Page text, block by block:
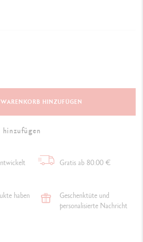
HINZUFÜGEN
hinzufügen
Gratis ab 80.00 €
haben
Geschenktüte und
personalisierte Nachricht